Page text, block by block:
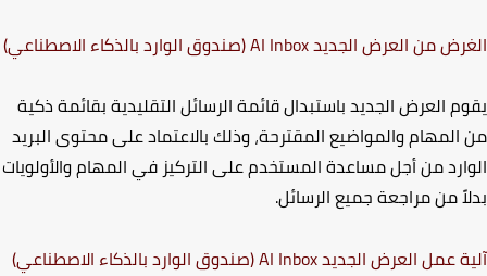
من العرض الجديدAI Inbox (صندوق الوارد بالذكاء الاصطناعي)
العرض الجديد باستبدال قائمة الرسائل التقليدية بقائمة ذكية
والمواضيع المقترحة،وذلك بالاعتماد على محتوى البريد
من أجل مساعدة المستخدم على التركيز في المهام والأولويات
من مراجعة جميع الرسائل.
عمل العرض الجديدAI Inbox (صندوق الوارد بالذكاء الاصطناعي)